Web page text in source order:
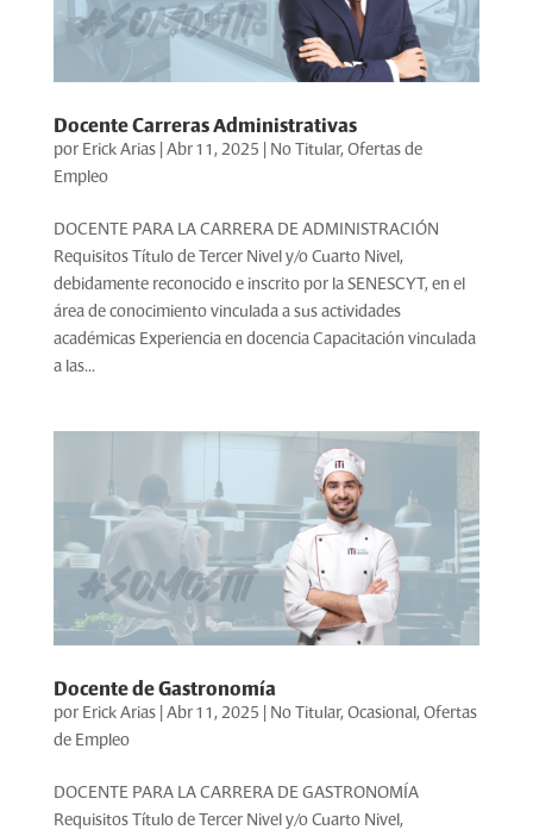
Docente Carreras Administrativas
por Erick Arias| Abr 11, 2025 No Titular, Ofertas de
Empleo
DOCENTE PARA LA CARRERA DE ADMINISTRACIÓN
Requisitos Título de Tercer Nivel y/o Cuarto Nivel,
debidamente reconocido e inscrito por la SENESCYT, en el
área de conocimiento vinculada a sus actividades
académicas Experiencia en docencia Capacitación vinculada
a las...
Docente de Gastronomía
por Erick Arias| Abr 11, 2025 No Titular, Ocasional , Ofertas
de Empleo
DOCENTE PARA LA CARRERA DE GASTRONOMÍA
Requisitos Título de Tercer Nivel y/o Cuarto Nivel,